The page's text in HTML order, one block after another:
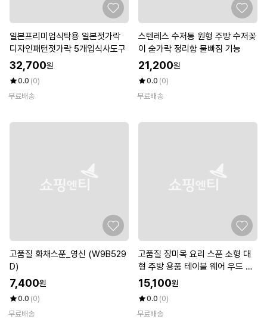
일본프리미엄식탁용 일본젓가락
디자인패턴젓가락 5개입식사도구
32,700원
0.0 (0)
무료배송
스텐레스 수저통 원형 주방 수저꽂
이 숟가락 정리함 물빠짐 기능
21,200원
0.0 (0)
무료배송
고품질 화채스푼_영신 (W9B529
D)
7,400원
0.0 (0)
무료배송
고품질 장미목 요리 스푼 소형 대
형 주방 용품 테이블 웨어 우드 주
방 (W4E2C60)
15,100원
0.0 (0)
무료배송